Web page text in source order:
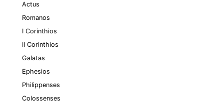
Actus
Romanos
I Corinthios
II Corinthios
Galatas
Ephesios
Philippenses
Colossenses